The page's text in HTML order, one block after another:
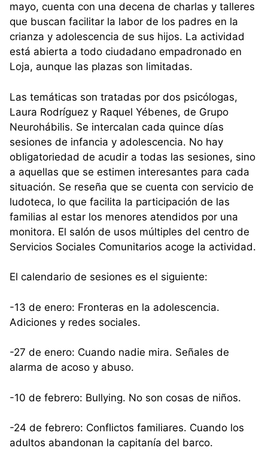
mayo, cuenta con una decena de charlas y talleres
que buscan facilitar la labor de los padres en la
crianza y adolescencia de sus hijos. La actividad
está abierta a todo ciudadano empadronado en
Loja, aunque las plazas son limitadas.
Las temáticas son tratadas por dos psicólogas,
Laura Rodríguez y Raquel Yébenes, de Grupo
Neurohábilis. Se intercalan cada quince días
sesiones de infancia y adolescencia. No hay
obligatoriedad de acudir a todas las sesiones, sino
a aquellas que se estimen interesantes para cada
situación. Se reseña que se cuenta con servicio de
ludoteca, lo que facilita la participación de las
familias al estar los menores atendidos por una
monitora. El salón de usos múltiples del centro de
Servicios Sociales Comunitarios acoge la actividad.
El calendario de sesiones es el siguiente:
-13 de enero: Fronteras en la adolescencia.
Adiciones y redes sociales.
-27 de enero: Cuando nadie mira. Señales de
alarma de acoso y abuso.
-10 de febrero: Bullying. No son cosas de niños.
-24 de febrero: Conflictos familiares. Cuando los
adultos abandonan la capitanía del barco.